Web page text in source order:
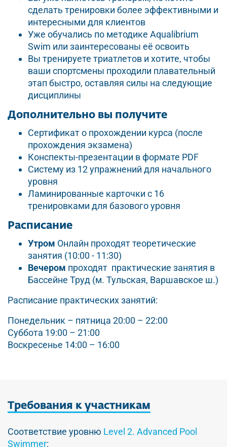
сделать тренировки более эффективными и
интересными для клиентов
Уже обучались по методике Aqualibrium
Swim или заинтересованы её освоить
Вы тренируете триатлетов и хотите, чтобы
ваши спортсмены проходили плавательный
этап быстро, оставляя силы на следующие
дисциплины
Дополнительно вы получите
Сертификат о прохождении курса (после
прохождения экзамена)
Конспекты-презентации в формате PDF
Систему из 12 упражнений для начального
уровня
Ламинированные карточки с 16
тренировками для базового уровня
Расписание
Утром Онлайн проходят теоретические
занятия (10:00 - 11:30)
Вечером проходят практические занятия в
Бассейне Труд (м. Тульская, Варшавское ш.)
Расписание практических занятий:
Понедельник – пятница 20:00 – 22:00
Суббота 19:00 – 21:00
Воскресенье 14:00 – 16:00
Требования к участникам
Соответствие уровню Level 2. Advanced Pool
Swimmer: